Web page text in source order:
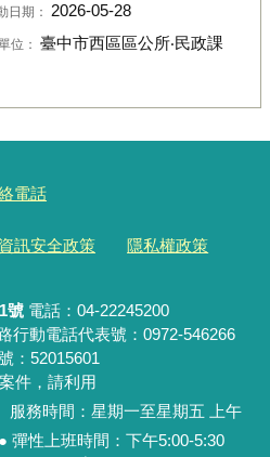
日期： 2026-05-28
位： 臺中市西區區公所‧民政課
電話
資訊安全政策 隱私權政策
號電話：04-22245200
行動電話代表號：0972-546266
：52015601
件，請利用
服務時間：星期一至星期五 上午
彈性上班時間：下午5:00-5:30